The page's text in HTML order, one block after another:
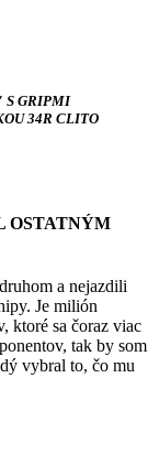
S GRIPMI
34R CLITO
OSTATNÝM
a nejazdili
Je milión
ktoré sa čoraz viac
tak by som
vybral to, čo mu